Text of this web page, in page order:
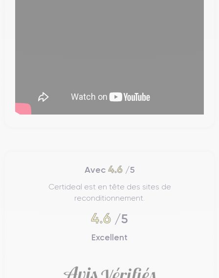
Avec 4.6/5
Certideal est en tête des sites de
reconditionnement.
4.6 /5
Excellent